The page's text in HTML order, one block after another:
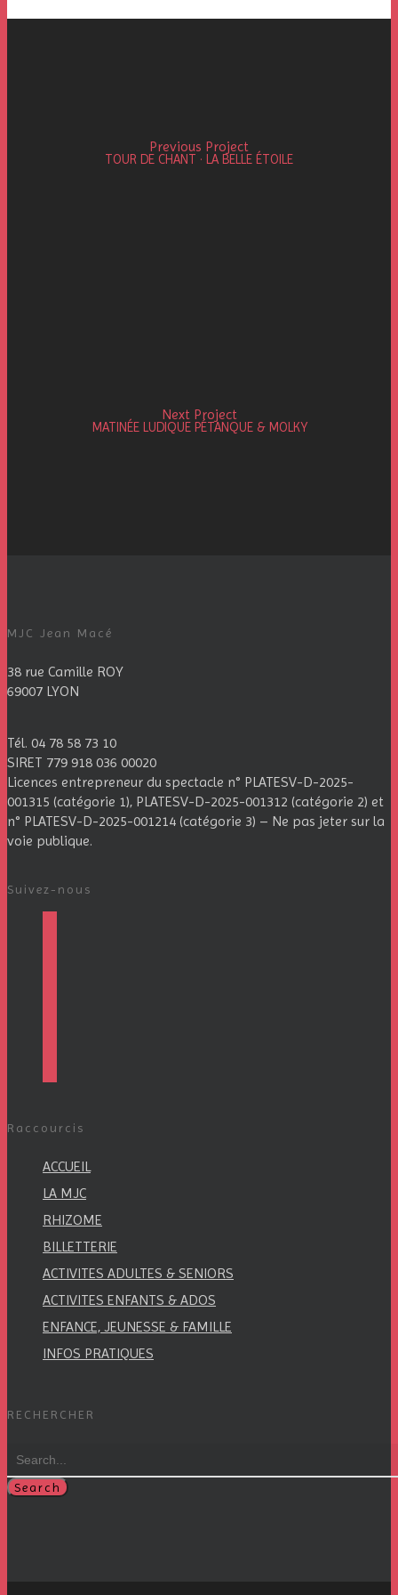
Previous Project
TOUR DE CHANT · LA BELLE ÉTOILE
Next Project
MATINÉE LUDIQUE PÉTANQUE & MOLKY
MJC Jean Macé
38 rue Camille ROY
69007 LYON
Tél. 04 78 58 73 10
SIRET 779 918 036 00020
Licences entrepreneur du spectacle n° PLATESV-D-2025-
001315 (catégorie 1), PLATESV-D-2025-001312 (catégorie 2) et
n° PLATESV-D-2025-001214 (catégorie 3) – Ne pas jeter sur la
voie publique.
Suivez-nous
Raccourcis
ACCUEIL
LA MJC
RHIZOME
BILLETTERIE
ACTIVITES ADULTES & SENIORS
ACTIVITES ENFANTS & ADOS
ENFANCE, JEUNESSE & FAMILLE
INFOS PRATIQUES
RECHERCHER
Search